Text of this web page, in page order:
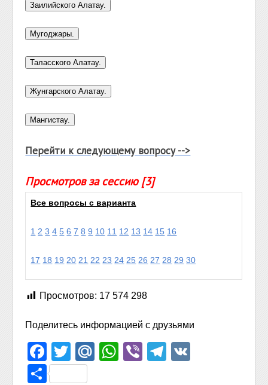
Перейти к следующему вопросу -->
Просмотров за сессию [3]
Все вопросы с варианта
1 2 3 4 5 6 7 8 9 10 11 12 13 14 15 16
17 18 19 20 21 22 23 24 25 26 27 28 29 30
Просмотров: 17 574 298
Поделитесь информацией с друзьями
Facebook
TwitterMail.Ru
WhatsApp
ViberTelegram
Отправить